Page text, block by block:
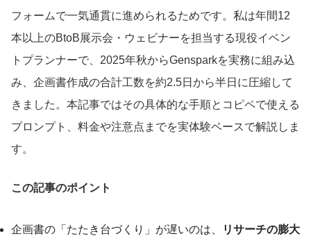
フォームで一気通貫に進められるためです。私は年間12
本以上のBtoB展示会・ウェビナーを担当する現役イベン
トプランナーで、2025年秋からGensparkを実務に組み込
み、企画書作成の合計工数を約2.5日から半日に圧縮して
きました。本記事ではその具体的な手順とコピペで使える
プロンプト、料金や注意点までを実体験ベースで解説しま
す。
この記事のポイント
企画書の「たたき台づくり」が遅いのは、
リサーチの膨大